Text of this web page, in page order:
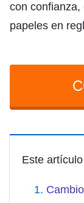
con confianza,
papeles en
Este